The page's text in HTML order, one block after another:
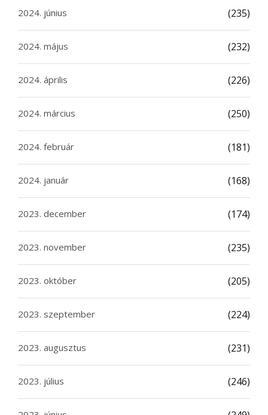
2024. június (235)
2024. május (232)
2024. április (226)
2024. március (250)
2024. február (181)
2024. január (168)
2023. december (174)
2023. november (235)
2023. október (205)
2023. szeptember (224)
2023. augusztus (231)
2023. július (246)